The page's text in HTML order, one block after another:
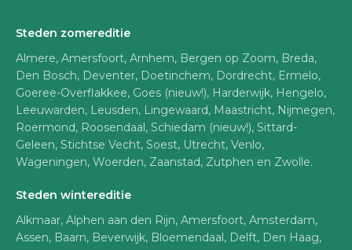
Steden zomereditie
Almere, Amersfoort, Arnhem, Bergen op Zoom, Breda,
Den Bosch, Deventer, Doetinchem, Dordrecht, Ermelo,
Goeree-Overflakkee, Goes (nieuw!), Harderwijk, Hengelo,
Leeuwarden, Leusden, Lingewaard, Maastricht, Nijmegen,
Roermond, Roosendaal, Schiedam (nieuw!), Sittard-
Geleen, Stichtse Vecht, Soest, Utrecht, Venlo,
Wageningen, Woerden, Zaanstad, Zutphen en Zwolle.
Steden wintereditie
Alkmaar, Alphen aan den Rijn, Amersfoort, Amsterdam,
Assen, Baarn, Beverwijk, Bloemendaal, Delft, Den Haag,